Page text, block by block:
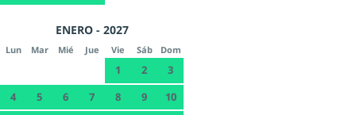
ENERO - 2027
Lun Mar Mié Jue Vie Sáb Dom
1 2
3
4
5 6 7 8 9
10